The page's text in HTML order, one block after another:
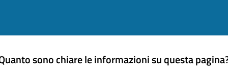
sono chiare le informazioni su questa